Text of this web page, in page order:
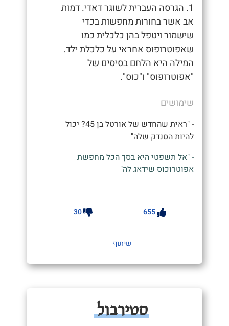
1. הגרסה העברית לשוגר דאדי. דמות
אב אשר בחורות מחפשות בכדי
שישמור ויטפל בהן כלכלית כמו
שאפוטרופוס אחראי על כלכלת ילד.
המילה היא הלחם בסיסים של
"אפוטרופוס" ו"כוס".
שימושים
- "ראית שהחדש של אורטל בן 45? יכול
להיות הסנדק שלה"
- "אל תשפטי היא בסך הכל מחפשת
אפוטרוכוס שידאג לה"
655
30
שיתוף
סטירבול